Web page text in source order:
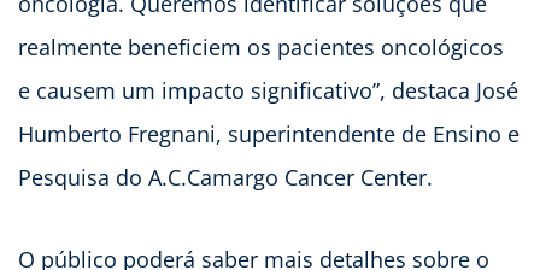
realmente beneficiem os pacientes oncológicos
e causem um impacto significativo”, destaca José
Humberto Fregnani, superintendente de Ensino e
Pesquisa do A.C.Camargo Cancer Center.
O público poderá saber mais detalhes sobre o